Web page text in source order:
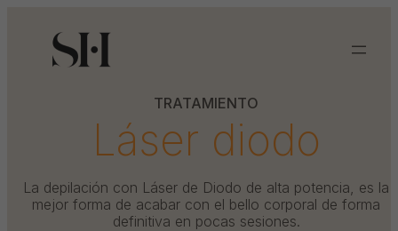
TRATAMIENTO
Láser diodo
La depilación con Láser de Diodo de alta potencia, es la
mejor forma de acabar con el bello corporal de forma
definitiva en pocas sesiones.